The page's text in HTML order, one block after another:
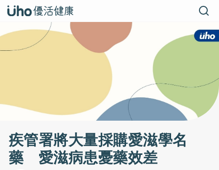
疾管署將大量採購愛滋學名
藥 愛滋病患憂藥效差